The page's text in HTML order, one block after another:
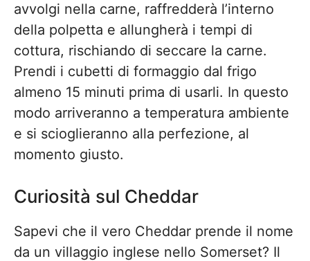
avvolgi nella carne, raffredderà l’interno
della polpetta e allungherà i tempi di
cottura, rischiando di seccare la carne.
Prendi i cubetti di formaggio dal frigo
almeno 15 minuti prima di usarli. In questo
modo arriveranno a temperatura ambiente
e si scioglieranno alla perfezione, al
momento giusto.
Curiosità sul Cheddar
Sapevi che il vero Cheddar prende il nome
da un villaggio inglese nello Somerset? Il